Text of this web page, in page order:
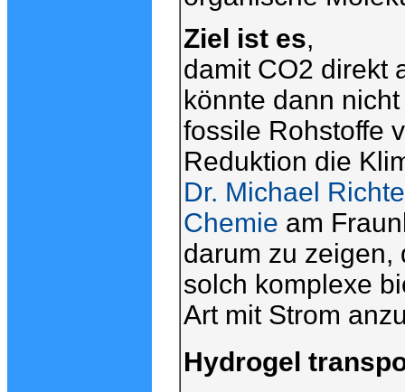
Ziel ist es,
damit CO2 direkt
könnte dann
fossile Rohstoffe
Reduktion die
Dr. Michael
Chemie am
darum zu zeigen,
solch komplexe
Art mit Strom
Hydrogel